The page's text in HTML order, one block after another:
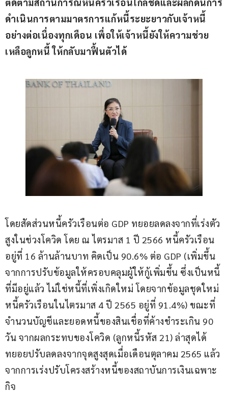
ติดตามสถานการณ์หนี้ครัวเรือนใกล้ชิดและผลักดันการ
ดำเนินการตามมาตรการแก้หนี้ระยะยาวกับเจ้าหนี้
อย่างต่อเนื่องทุกเดือน เพื่อให้เจ้าหนี้ยังให้ความช่วย
เหลือลูกหนี้ ให้กลับมาฟื้นตัวได้
โดยสัดส่วนหนี้ครัวเรือนต่อ GDP ทยอยลดลงจากที่เร่งตัว
สูงในช่วงโควิด โดย ณ ไตรมาส 1 ปี 2566 หนี้ครัวเรือน
อยู่ที่ 16 ล้านล้านบาท คิดเป็น 90.6% ต่อ GDP (เพิ่มขึ้น
จากการปรับข้อมูลให้ครอบคลุมผู้ให้กู้เพิ่มขึ้น ซึ่งเป็นหนี้
ที่มีอยู่แล้ว ไม่ใช่หนี้ที่เพิ่งเกิดใหม่ โดยจากข้อมูลชุดใหม่
หนี้ครัวเรือนในไตรมาส 4 ปี 2565 อยู่ที่ 91.4%) ขณะที่
จำนวนบัญชีและยอดหนี้ของสินเชื่อที่ค้างชำระเกิน 90
วัน จากผลกระทบของโควิด (ลูกหนี้รหัส 21) ล่าสุดได้
ทยอยปรับลดลงจากจุดสูงสุดเมื่อเดือนตุลาคม 2565 แล้ว
จากการเร่งปรับโครงสร้างหนี้ของสถาบันการเงินเฉพาะ
กิจ